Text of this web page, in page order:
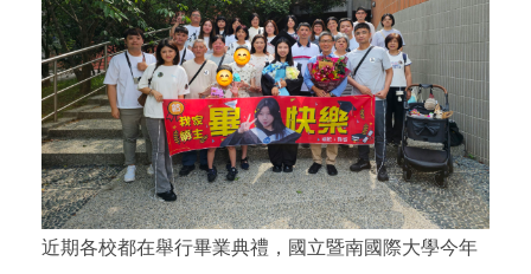
近期各校都在舉行畢業典禮，國立暨南國際大學今年